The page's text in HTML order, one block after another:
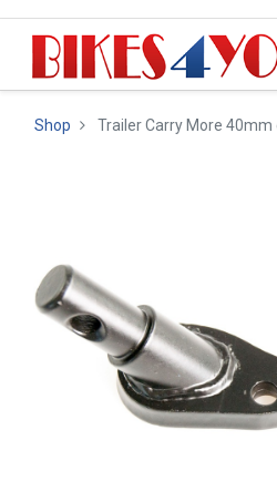
Shop Trailer Carry More 40mm